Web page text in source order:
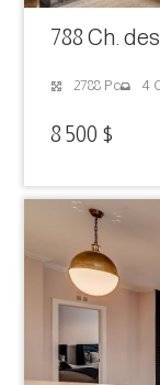
788 Ch.
2788 Pc 4
8 500 $